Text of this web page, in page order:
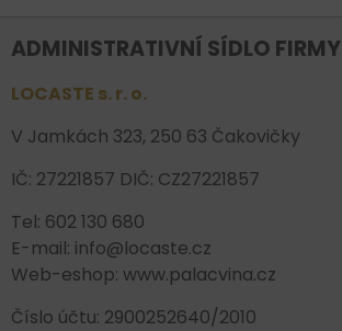
ADMINISTRATIVNÍ SÍDLO FIRMY
LOCASTE s. r. o.
V Jamkách 323, 250 63 Čakovičky
IČ: 27221857 DIČ: CZ27221857
Tel: 602 130 680
E-mail: info@locaste.cz
Web-eshop: www.palacvina.cz
Číslo účtu: 2900252640/2010